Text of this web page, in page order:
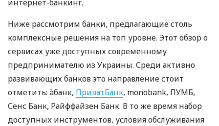
интернет-банкинг.
Ниже рассмотрим банки, предлагающие столь
комплексные решения на топ уровне. Этот обзор о
сервисах уже доступных современному
предпринимателю из Украины. Среди активно
развивающих банков это направление стоит
отметить: àбанк, ПриватБанк, monobank, ПУМБ,
Сенс Банк, Райффайзен Банк. В то же время набор
доступных инструментов, условия обслуживания